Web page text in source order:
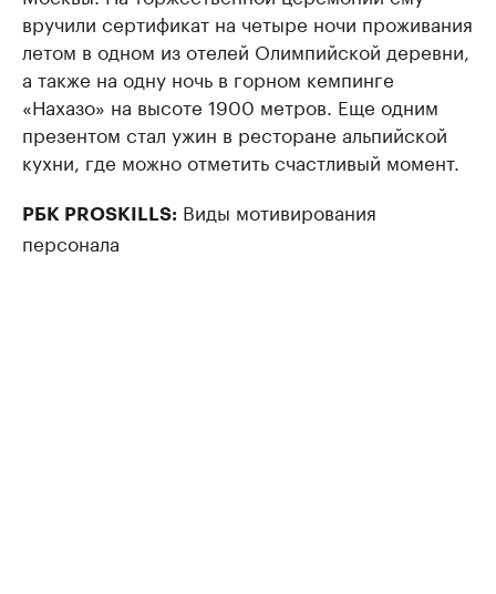
вручили сертификат на четыре ночи проживания
летом в одном из отелей Олимпийской деревни,
а также на одну ночь в горном кемпинге
«Нахазо» на высоте 1900 метров. Еще одним
презентом стал ужин в ресторане альпийской
кухни, где можно отметить счастливый момент.
РБК PROSKILLS: Виды мотивирования
персонала